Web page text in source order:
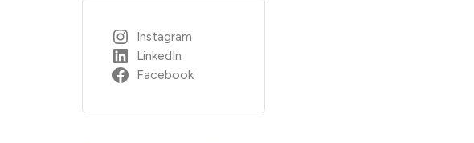
Instagram
LinkedIn
Facebook